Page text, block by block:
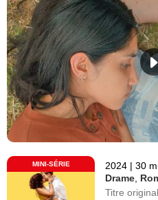
MINI-SÉRIE 2024 | 30
Drame
Titre